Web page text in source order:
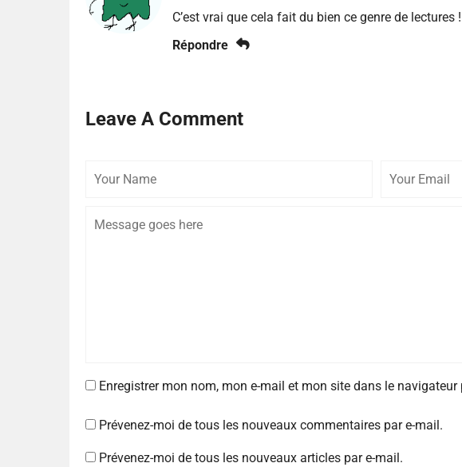
C’est vrai que cela fait du bien ce genre de lectures !
Répondre
Leave A Comment
Enregistrer mon nom, mon e-mail et mon site dans le
Prévenez-moi de tous les nouveaux commentaires par e-mail.
Prévenez-moi de tous les nouveaux articles par e-mail.